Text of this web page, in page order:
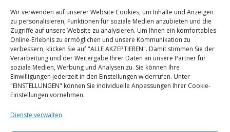
Wir verwenden auf unserer Website Cookies, um Inhalte und Anzeigen
zu personalisieren, Funktionen für soziale Medien anzubieten und die
Zugriffe auf unsere Website zu analysieren. Um Ihnen ein komfortables
Online-Erlebnis zu ermöglichen und unsere Kommunikation zu
verbessern, klicken Sie auf "ALLE AKZEPTIEREN". Damit stimmen Sie der
Verarbeitung und der Weitergabe Ihrer Daten an unsere Partner für
soziale Medien, Werbung und Analysen zu. Sie können Ihre
Einwilligungen jederzeit in den Einstellungen widerrufen. Unter
"EINSTELLUNGEN" können Sie individuelle Anpassungen Ihrer Cookie-
Einstellungen vornehmen.
Dienste verwalten
---------
Lieferungs- und Zahlungsbedingungen
Kontakt